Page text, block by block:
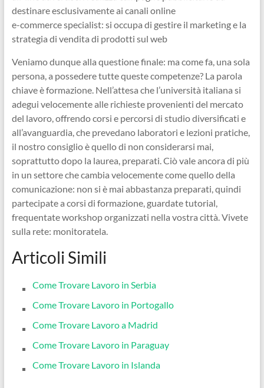
destinare esclusivamente ai canali online
e-commerce specialist: si occupa di gestire il marketing e la
strategia di vendita di prodotti sul web
Veniamo dunque alla questione finale: ma come fa, una sola
persona, a possedere tutte queste competenze? La parola
chiave è formazione. Nell’attesa che l’università italiana si
adegui velocemente alle richieste provenienti del mercato
del lavoro, offrendo corsi e percorsi di studio diversificati e
all’avanguardia, che prevedano laboratori e lezioni pratiche,
il nostro consiglio è quello di non considerarsi mai,
soprattutto dopo la laurea, preparati. Ciò vale ancora di più
in un settore che cambia velocemente come quello della
comunicazione: non si è mai abbastanza preparati, quindi
partecipate a corsi di formazione, guardate tutorial,
frequentate workshop organizzati nella vostra città. Vivete
sulla rete: monitoratela.
Articoli Simili
Come Trovare Lavoro in Serbia
Come Trovare Lavoro in Portogallo
Come Trovare Lavoro a Madrid
Come Trovare Lavoro in Paraguay
Come Trovare Lavoro in Islanda